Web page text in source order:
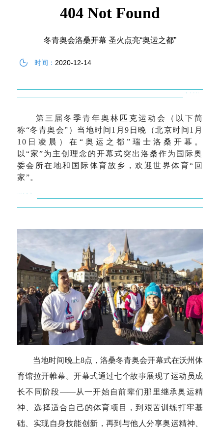
冬青奥会洛桑开幕 圣火点亮“奥运之都”
时间： 2020-12-14
第三届冬季青年奥林匹克运动会（以下简
称“冬青奥会”）当地时间1月9 日 晚 （北京时间1月
10日凌晨）在“奥运之都”瑞士洛桑开幕。
以“家”为主创理念的开幕式突出洛桑作为国际奥
委会所在地和国际体育故乡，欢迎世界体育“回
家”。
当地时间晚上8点，洛桑冬青奥会开幕式在沃州体
育馆拉开帷幕。开幕式通过七个故事展现了运动员成
长不同阶段——从一开始自前辈们那里继承奥运精
神、选择适合自己的体育项目，到艰苦训练打牢基
础、实现自身技能创新，再到与他人分享奥运精神、